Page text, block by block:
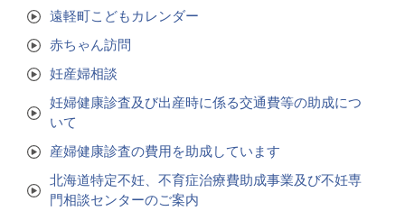
遠軽町こどもカレンダー
赤ちゃん訪問
妊産婦相談
妊婦健康診査及び出産時に係る交通費等の助成につ
いて
産婦健康診査の費用を助成しています
北海道特定不妊、不育症治療費助成事業及び不妊専
門相談センターのご案内